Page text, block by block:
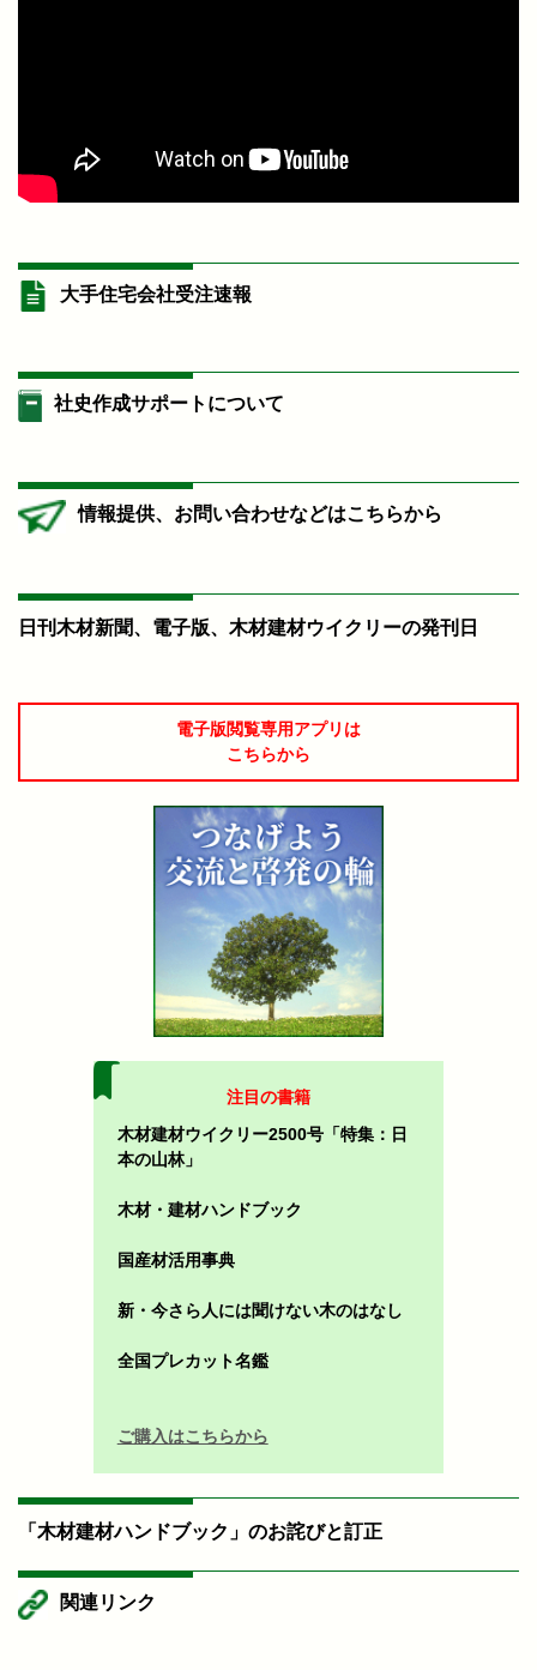
大手住宅会社受注速報
社史作成サポートについて
情報提供、お問い合わせなどはこちらから
日刊木材新聞、電子版、木材建材ウイクリーの発刊日
電子版閲覧専用アプリは
こちらから
注目の書籍
木材建材ウイクリー2500号「特集：日
本の山林」
木材・建材ハンドブック
国産材活用事典
新・今さら人には聞けない木のはなし
全国プレカット名鑑
ご購入はこちらから
「木材建材ハンドブック」のお詫びと訂正
関連リンク